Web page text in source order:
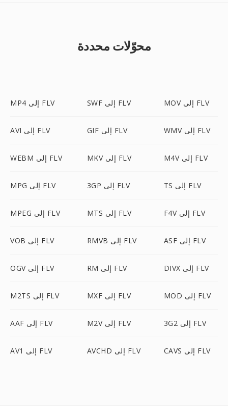
محوّلات محددة
MP4 إلى FLV SWF إلى FLV MOV إلى FLV
AVI إلى FLV GIF إلى FLV WMV إلى FLV
WEBM إلى FLV MKV إلى FLV M4V إلى FLV
MPG إلى FLV 3GP إلى FLV TS إلى FLV
MPEG إلى FLV MTS إلى FLV F4V إلى FLV
VOB إلى FLV RMVB إلى FLV ASF إلى FLV
OGV إلى FLV RM إلى FLV DIVX إلى FLV
M2TS إلى FLV MXF إلى FLV MOD إلى FLV
AAF إلى FLV M2V إلى FLV 3G2 إلى FLV
AV1 إلى FLV AVCHD إلى FLV CAVS إلى FLV